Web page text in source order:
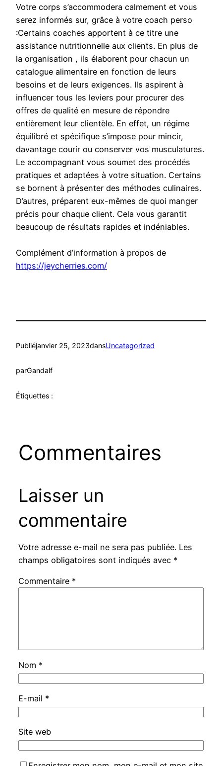
Votre corps s’accommodera calmement et vous
serez informés sur, grâce à votre coach perso
:Certains coaches apportent à ce titre une
assistance nutritionnelle aux clients. En plus de
la organisation , ils élaborent pour chacun un
catalogue alimentaire en fonction de leurs
besoins et de leurs exigences. Ils aspirent à
influencer tous les leviers pour procurer des
offres de qualité en mesure de répondre
entièrement leur clientèle. En effet, un régime
équilibré et spécifique s’impose pour mincir,
davantage courir ou conserver vos musculatures.
Le accompagnant vous soumet des procédés
pratiques et adaptées à votre situation. Certains
se bornent à présenter des méthodes culinaires.
D’autres, préparent eux-mêmes de quoi manger
précis pour chaque client. Cela vous garantit
beaucoup de résultats rapides et indéniables.
Complément d’information à propos de
https://jeycherries.com/
Publiéjanvier 25, 2023dansUncategorized
parGandalf
Étiquettes :
Commentaires
Laisser un
commentaire
Votre adresse e-mail ne sera pas publiée. Les
champs obligatoires sont indiqués avec *
Commentaire *
Nom *
E-mail *
Site web